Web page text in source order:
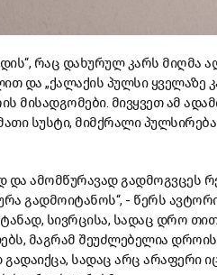
რაც დახურულ კარს მიღმა
და „ქალაქის პულსი ყველაზე
მისადგომები. მივყვეთ ამ
სუსტი, მიმქრალი
ამომწურავად გადმოგვცეს
გადმოიტანოს“, - წერს
სივრცისა, სადაც დრო
მაგრამ შეუძლებელია
სადაც არც არაფერი